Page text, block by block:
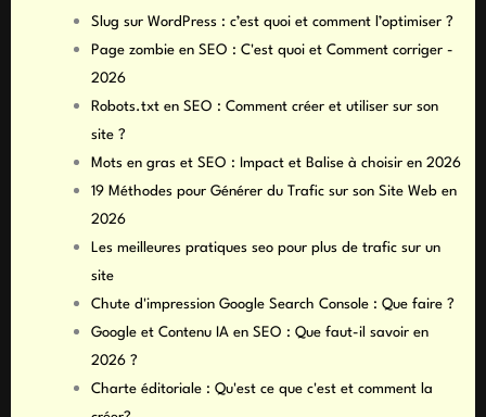
Slug sur WordPress : c’est quoi et comment l’optimiser ?
Page zombie en SEO : C'est quoi et Comment corriger -
2026
Robots.txt en SEO : Comment créer et utiliser sur son
site ?
Mots en gras et SEO : Impact et Balise à choisir en 2026
19 Méthodes pour Générer du Trafic sur son Site Web en
2026
Les meilleures pratiques seo pour plus de trafic sur un
site
Chute d'impression Google Search Console : Que faire ?
Google et Contenu IA en SEO : Que faut-il savoir en
2026 ?
Charte éditoriale : Qu'est ce que c'est et comment la